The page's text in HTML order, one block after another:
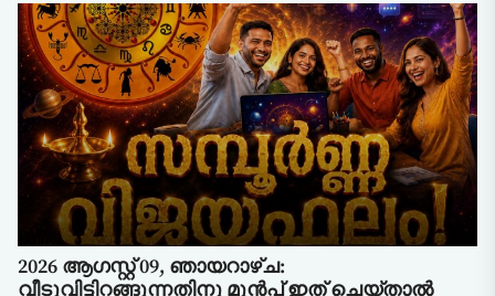
2026 ആഗസ്റ്റ് 09, ഞായറാഴ്ച:
വീടുവിട്ടിറങ്ങുന്നതിനു മുൻപ് ഇത് ചെയ്താൽ